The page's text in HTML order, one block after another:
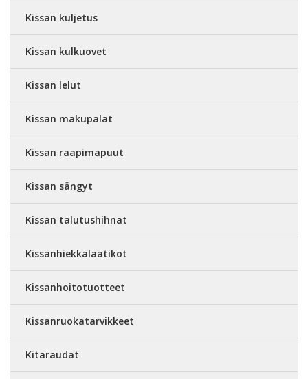
Kissan kuljetus
Kissan kulkuovet
Kissan lelut
Kissan makupalat
Kissan raapimapuut
Kissan sängyt
Kissan talutushihnat
Kissanhiekkalaatikot
Kissanhoitotuotteet
Kissanruokatarvikkeet
Kitaraudat